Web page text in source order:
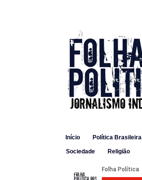
Início Política Brasileira
Sociedade Religião